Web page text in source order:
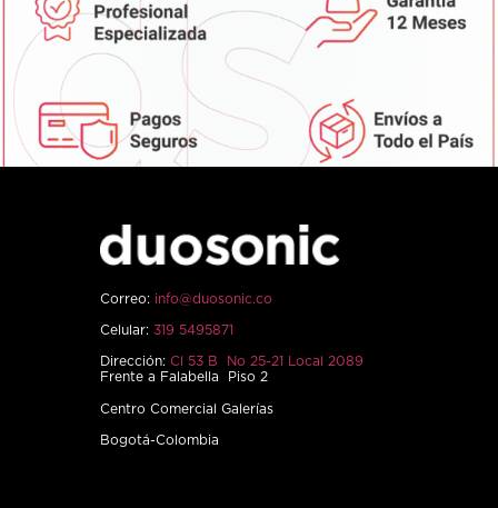
Correo: info@duosonic.co
Celular: 319 5495871
Dirección: Cl 53 B No 25-21 Local 2089
Frente a Falabella Piso 2
Centro Comercial Galerías
Bogotá-Colombia